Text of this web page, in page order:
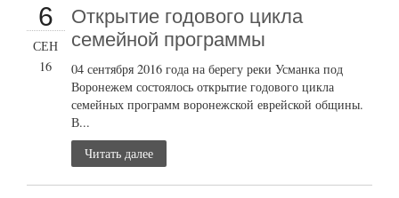
6
СЕН
16
Открытие годового цикла
семейной программы
04 сентября 2016 года на берегу реки Усманка под
Воронежем состоялось открытие годового цикла
семейных программ воронежской еврейской общины.
В...
Читать далее